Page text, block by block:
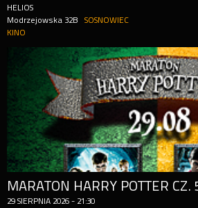
HELIOS
Modrzejowska 32B
SOSNOWIEC
KINO
29 SIERPNIA 2026 - 21:30